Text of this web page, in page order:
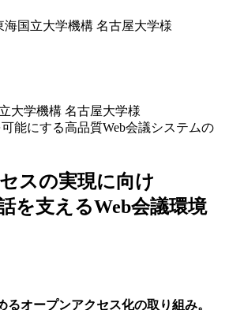
海国立大学機構 名古屋大学様
大学機構 名古屋大学様
能にする高品質Web会議システムの
スの実現に向け
を支えるWeb会議環境
るオープンアクセス化の取り組み。